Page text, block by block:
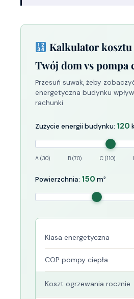
Kalkulator kosztu
Twój dom vs pompa
Przesuń suwak, żeby
energetyczna budynku
rachunki
Zużycie energii budynku: 120
A (30) B (70) C (110)
Powierzchnia: 150 m²
Klasa energetyczna
COP pompy ciepła
Koszt ogrzewania rocznie